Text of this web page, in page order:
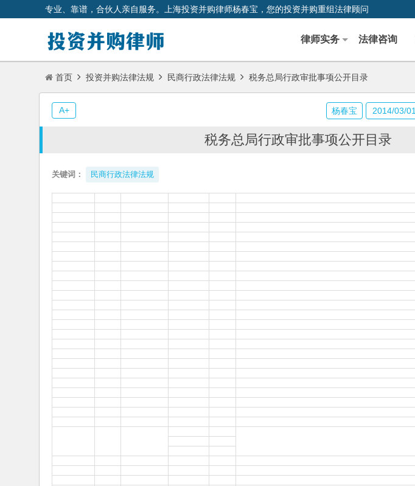
专业、靠谱，合伙人亲自服务。上海投资并购律师杨春宝，您的投资并购重组法律顾问
律师实务 法律咨询
首页 投资并购法律法规 民商行政法律法规 税务总局行政审批事项公开目录
税务总局行政审批事项公开目录
关键词： 民商行政法律法规
杨春宝 2014/03/01
A+